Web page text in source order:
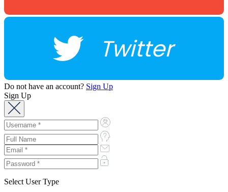
Twitter
Do not have an account? Sign Up
Sign Up
Select User Type